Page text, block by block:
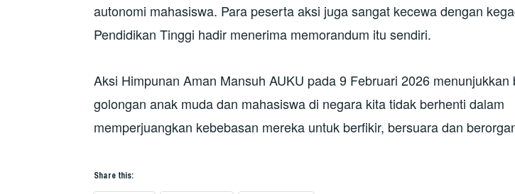
autonomi mahasiswa. Para peserta aksi juga sangat kecewa dengan
Pendidikan Tinggi hadir menerima memorandum itu sendiri.
Aksi Himpunan Aman Mansuh AUKU pada 9 Februari 2026 menunjukkan
golongan anak muda dan mahasiswa di negara kita tidak berhenti dalam
memperjuangkan kebebasan mereka untuk berfikir, bersuara dan
Share this: